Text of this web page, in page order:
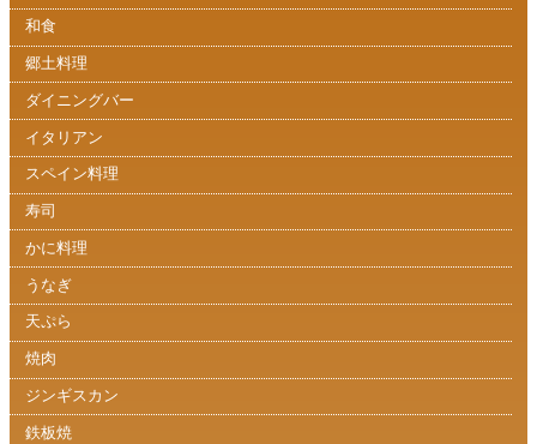
和食
郷土料理
ダイニングバー
イタリアン
スペイン料理
寿司
かに料理
うなぎ
天ぷら
焼肉
ジンギスカン
鉄板焼